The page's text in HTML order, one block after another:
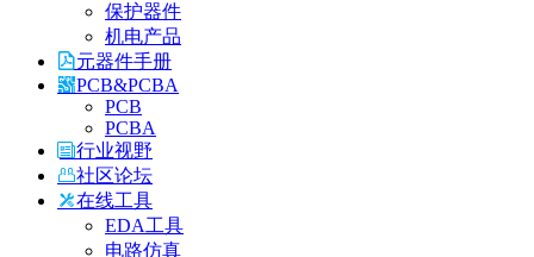
保护器件
机电产品
元器件手册
PCB&PCBA
PCB
PCBA
行业视野
社区论坛
在线工具
EDA工具
电路仿真